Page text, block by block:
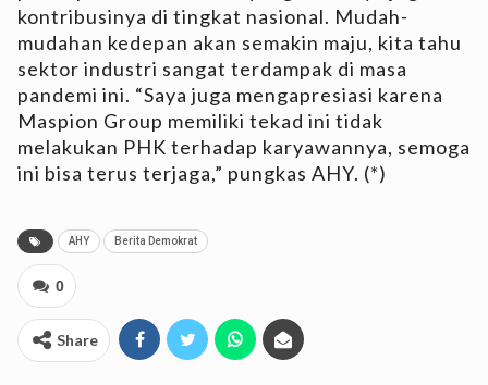
kontribusinya di tingkat nasional. Mudah-
mudahan kedepan akan semakin maju, kita tahu
sektor industri sangat terdampak di masa
pandemi ini. “Saya juga mengapresiasi karena
Maspion Group memiliki tekad ini tidak
melakukan PHK terhadap karyawannya, semoga
ini bisa terus terjaga,” pungkas AHY. (*)
AHY Berita Demokrat
0
Share